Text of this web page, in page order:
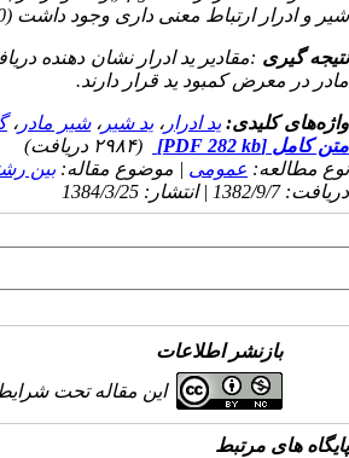
شیر و ادرار ارتباط معنی داری وجود داشت (44/0=
نتیجه گیری :مقادیر ید ادرار نشان دهنده
مادر در معرض کمبود ید قرار دارند.
واژه‌های کلیدی:ید ادرار ،ید شیر ،شیر مادر ،
متن کامل [PDF 282 kb]
(۲۹۸۴ دریافت)
نوع مطالعه: عمومی | موضوع مقاله:بین
دریافت: 1382/9/7 | انتشار: 1384/3/25
بازنشر اطلاعات
این مقاله تحت
پایگاه های مرتبط